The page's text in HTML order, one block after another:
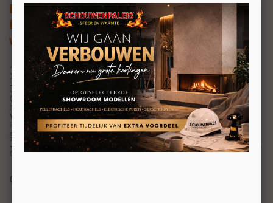
Dimplex Albany Opti-myst
Elektrische waterdamphaard met
warmtebron
De Dimplex Albany is een elektrische haard met vele
mogelijkheden.
De elektrische haarden van Dimplex zijn het beste
alternatief wanneer u niet de mogelijkheid heeft om een
houthaard of een gashaard in te bouwen.
Voor veel appartementen bezitters is dit een uitkomst.
Het enige wat u bij de Dimplex Albany nodig heeft is een
stopcontact met 230V.
Daarnaast zult u regelmatig de waterbak moeten vullen,
dit kan heel simpel met kraanwater.
Opti-Myst